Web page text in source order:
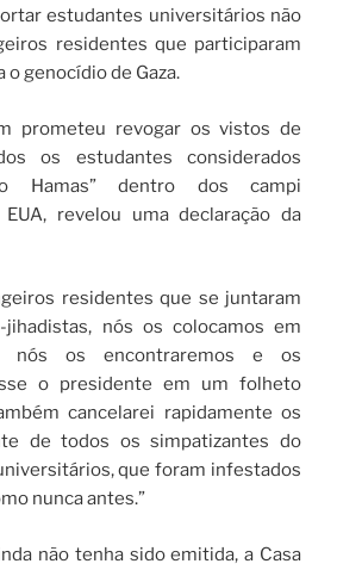
estudantes universitários não
residentes que participaram
genocídio de Gaza.
prometeu revogar os vistos de
os estudantes considerados
Hamas” dentro dos campi
revelou uma declaração da
residentes que se juntaram
nós os colocamos em
nós os encontraremos e os
o presidente em um folheto
cancelarei rapidamente os
de todos os simpatizantes do
que foram infestados
nunca antes.”
não tenha sido emitida, a Casa